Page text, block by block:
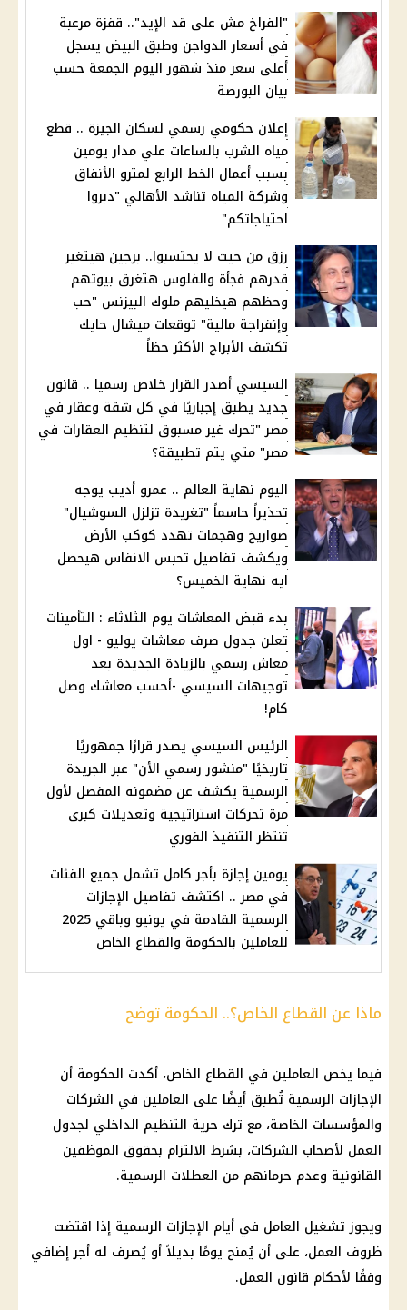
"الفراخ مش على قد الإيد".. قفزة مرعبة
في أسعار الدواجن وطبق البيض يسجل
أعلى سعر منذ شهور اليوم الجمعة حسب
بيان البورصة
إعلان حكومي رسمي لسكان الجيزة .. قطع
مياه الشرب بالساعات علي مدار يومين
بسبب أعمال الخط الرابع لمترو الأنفاق
وشركة المياه تناشد الأهالي "دبروا
احتياجاتكم"
رزق من حيث لا يحتسبوا.. برجين هيتغير
قدرهم فجأة والفلوس هتغرق بيوتهم
وحظهم هيخليهم ملوك البيزنس "حب
وإنفراجة مالية" توقعات ميشال حايك
تكشف الأبراج الأكثر حظاً
السيسي أصدر القرار خلاص رسميا .. قانون
جديد يطبق إجباريًا في كل شقة وعقار في
مصر "تحرك غير مسبوق لتنظيم العقارات في
مصر" متي يتم تطبيقة؟
اليوم نهاية العالم .. عمرو أديب يوجه
تحذيراً حاسماً "تغريدة تزلزل السوشيال"
صواريخ وهجمات تهدد كوكب الأرض
ويكشف تفاصيل تحبس الانفاس هيحصل
ايه نهاية الخميس؟
بدء قبض المعاشات يوم الثلاثاء : التأمينات
تعلن جدول صرف معاشات يوليو - اول
معاش رسمي بالزيادة الجديدة بعد
توجيهات السيسي -أحسب معاشك وصل
كام!
الرئيس السيسي يصدر قرارًا جمهوريًا
تاريخيًا "منشور رسمي الأن" عبر الجريدة
الرسمية يكشف عن مضمونه المفصل لأول
مرة تحركات استراتيجية وتعديلات كبرى
تنتظر التنفيذ الفوري
يومين إجازة بأجر كامل تشمل جميع الفئات
في مصر .. اكتشف تفاصيل الإجازات
الرسمية القادمة في يونيو وباقي 2025
للعاملين بالحكومة والقطاع الخاص
ماذا عن القطاع الخاص؟.. الحكومة توضح
فيما يخص العاملين في القطاع الخاص، أكدت الحكومة أن
الإجازات الرسمية تُطبق أيضًا على العاملين في الشركات
والمؤسسات الخاصة، مع ترك حرية التنظيم الداخلي لجدول
العمل لأصحاب الشركات، بشرط الالتزام بحقوق الموظفين
القانونية وعدم حرمانهم من العطلات الرسمية.
ويجوز تشغيل العامل في أيام الإجازات الرسمية إذا اقتضت
ظروف العمل، على أن يُمنح يومًا بديلاً أو يُصرف له أجر إضافي
وفقًا لأحكام قانون العمل.